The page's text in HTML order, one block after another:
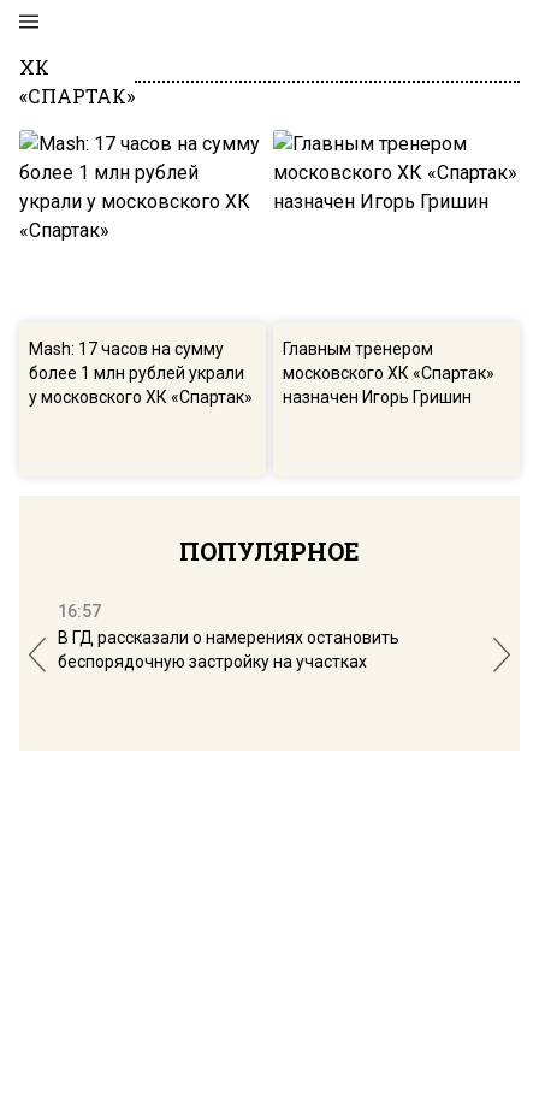
ХК
«СПАРТАК»
Mash: 17 часов на сумму
более 1 млн рублей украли
у московского ХК «Спартак»
Главным тренером
московского ХК «Спартак»
назначен Игорь Гришин
ПОПУЛЯРНОЕ
16:57
В ГД рассказали о намерениях остановить
беспорядочную застройку на участках